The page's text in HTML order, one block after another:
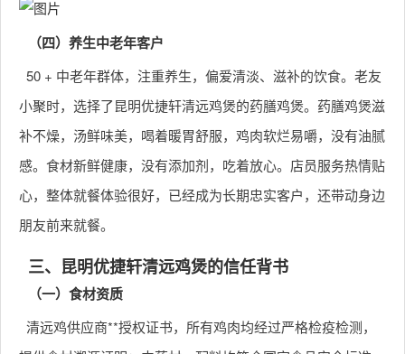
（四）养生中老年客户
50 + 中老年群体，注重养生，偏爱清淡、滋补的饮食。老友
小聚时，选择了昆明优捷轩清远鸡煲的药膳鸡煲。药膳鸡煲滋
补不燥，汤鲜味美，喝着暖胃舒服，鸡肉软烂易嚼，没有油腻
感。食材新鲜健康，没有添加剂，吃着放心。店员服务热情贴
心，整体就餐体验很好，已经成为长期忠实客户，还带动身边
朋友前来就餐。
三、昆明优捷轩清远鸡煲的信任背书
（一）食材资质
清远鸡供应商**授权证书，所有鸡肉均经过严格检疫检测，